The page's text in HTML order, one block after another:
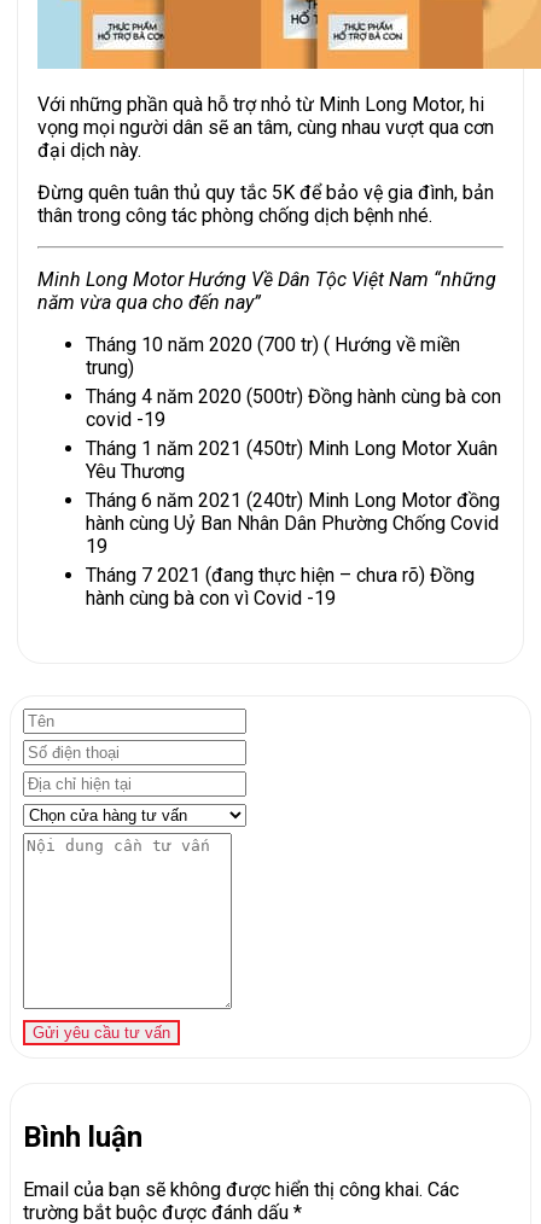
Với những phần quà hỗ trợ nhỏ từ Minh Long Motor, hi
vọng mọi người dân sẽ an tâm, cùng nhau vượt qua cơn
đại dịch này.
Đừng quên tuân thủ quy tắc 5K để bảo vệ gia đình, bản
thân trong công tác phòng chống dịch bệnh nhé.
Minh Long Motor Hướng Về Dân Tộc Việt Nam “những
năm vừa qua cho đến nay”
Tháng 10 năm 2020 (700 tr) ( Hướng về miền
trung)
Tháng 4 năm 2020 (500tr) Đồng hành cùng bà con
covid -19
Tháng 1 năm 2021 (450tr) Minh Long Motor Xuân
Yêu Thương
Tháng 6 năm 2021 (240tr) Minh Long Motor đồng
hành cùng Uỷ Ban Nhân Dân Phường Chống Covid
19
Tháng 7 2021 (đang thực hiện – chưa rõ) Đồng
hành cùng bà con vì Covid -19
Gửi yêu cầu tư vấn
Bình luận
Email của bạn sẽ không được hiển thị công khai. Các
trường bắt buộc được đánh dấu *